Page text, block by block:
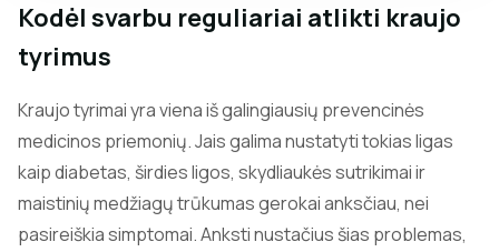
Kodėl svarbu reguliariai atlikti kraujo
tyrimus
Kraujo tyrimai yra viena iš galingiausių prevencinės
medicinos priemonių. Jais galima nustatyti tokias ligas
kaip diabetas, širdies ligos, skydliaukės sutrikimai ir
maistinių medžiagų trūkumas gerokai anksčiau, nei
pasireiškia simptomai. Anksti nustačius šias problemas,